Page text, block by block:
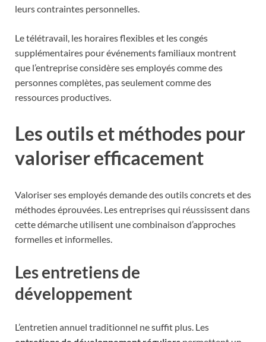
leurs contraintes personnelles.
Le télétravail, les horaires flexibles et les congés
supplémentaires pour événements familiaux montrent
que l’entreprise considère ses employés comme des
personnes complètes, pas seulement comme des
ressources productives.
Les outils et méthodes pour
valoriser efficacement
Valoriser ses employés demande des outils concrets et des
méthodes éprouvées. Les entreprises qui réussissent dans
cette démarche utilisent une combinaison d’approches
formelles et informelles.
Les entretiens de
développement
L’entretien annuel traditionnel ne suffit plus. Les